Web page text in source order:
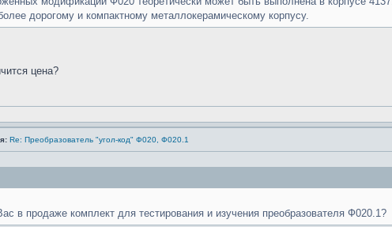
дорогому и компактному металлокерамическому корпусу.
цена?
Re: Преобразователь "угол-код" Ф020, Ф020.1
в продаже комплект для тестирования и изучения преобразователя Ф020.1?